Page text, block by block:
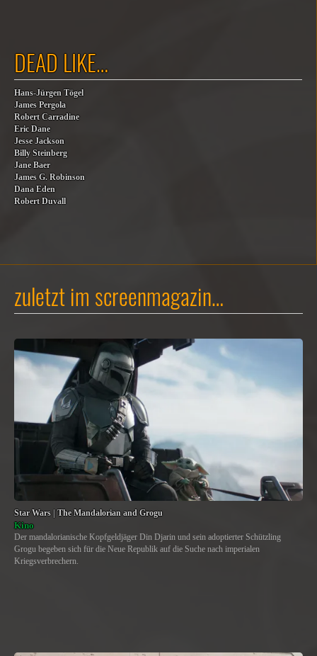
DEAD LIKE…
Hans-Jürgen Tögel
James Pergola
Robert Carradine
Eric Dane
Jesse Jackson
Billy Steinberg
Jane Baer
James G. Robinson
Dana Eden
Robert Duvall
zuletzt im screenmagazin…
Star Wars | The Mandalorian and Grogu
Kino
Der mandalorianische Kopfgeldjäger Din Djarin und sein adoptierter Schützling
Grogu begeben sich für die Neue Republik auf die Suche nach imperialen
Kriegsverbrechern.